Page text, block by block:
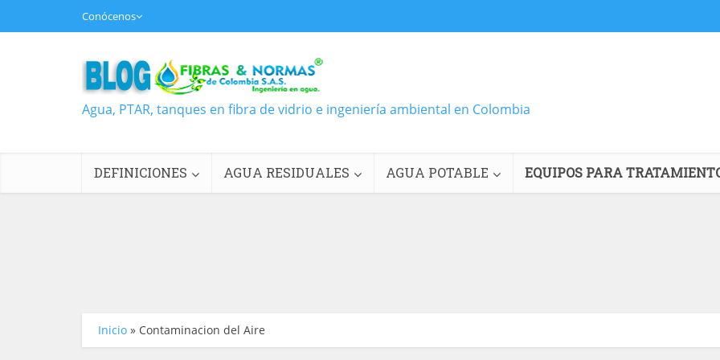
Conócenos
Agua, PTAR, tanques en fibra de vidrio e ingeniería ambiental en Colombia
DEFINICIONES AGUA RESIDUALES AGUA POTABLE EQUIPOS PARA
Inicio » Contaminacion del Aire